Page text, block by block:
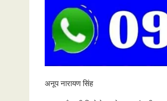
अनूप नारायण सिंह